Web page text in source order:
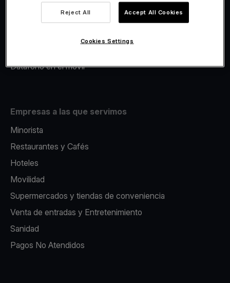
Avance Comercial
Datáfono en el movil
Empresas a las que servimos
Minorista
Restaurantes y Cafés
Hoteles
Movilidad
Supermercados y tiendas de conveniencia
Venta de entradas y Entretenimiento
Sanidad
Pagos No Atendidos
Reject All Accept All Cookies
Cookies Settings